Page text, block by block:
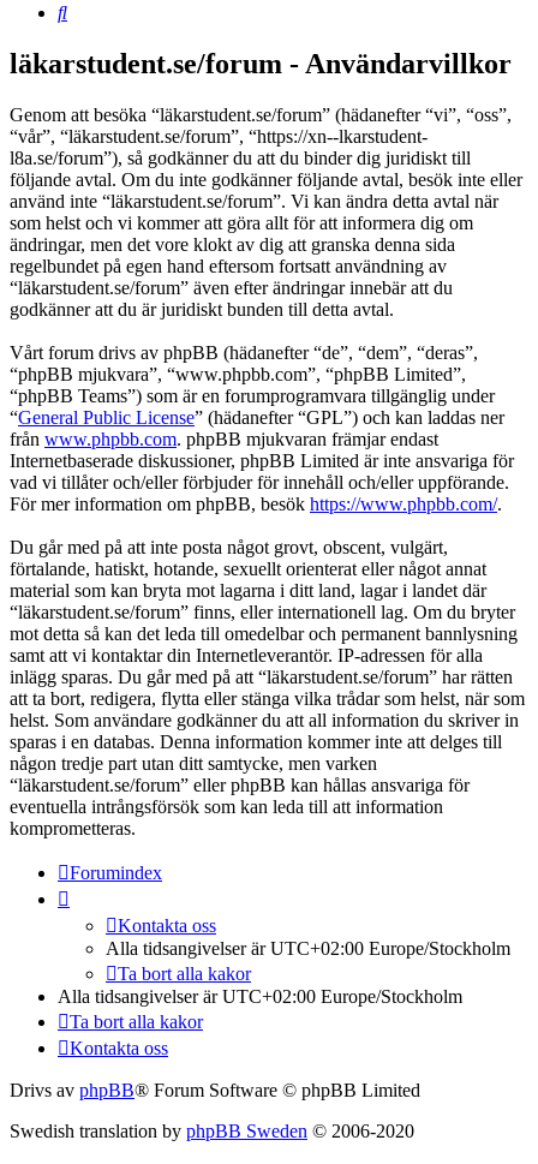
Sök
läkarstudent.se/forum - Användarvillkor
Genom att besöka “läkarstudent.se/forum” (hädanefter “vi”, “oss”,
“vår”, “läkarstudent.se/forum”, “https://xn--lkarstudent-
l8a.se/forum”), så godkänner du att du binder dig juridiskt till
följande avtal. Om du inte godkänner följande avtal, besök inte eller
använd inte “läkarstudent.se/forum”. Vi kan ändra detta avtal när
som helst och vi kommer att göra allt för att informera dig om
ändringar, men det vore klokt av dig att granska denna sida
regelbundet på egen hand eftersom fortsatt användning av
“läkarstudent.se/forum” även efter ändringar innebär att du
godkänner att du är juridiskt bunden till detta avtal.
Vårt forum drivs av phpBB (hädanefter “de”, “dem”, “deras”,
“phpBB mjukvara”, “www.phpbb.com”, “phpBB Limited”,
“phpBB Teams”) som är en forumprogramvara tillgänglig under
“General Public License” (hädanefter “GPL”) och kan laddas ner
från www.phpbb.com. phpBB mjukvaran främjar endast
Internetbaserade diskussioner, phpBB Limited är inte ansvariga för
vad vi tillåter och/eller förbjuder för innehåll och/eller uppförande.
För mer information om phpBB, besök https://www.phpbb.com/.
Du går med på att inte posta något grovt, obscent, vulgärt,
förtalande, hatiskt, hotande, sexuellt orienterat eller något annat
material som kan bryta mot lagarna i ditt land, lagar i landet där
“läkarstudent.se/forum” finns, eller internationell lag. Om du bryter
mot detta så kan det leda till omedelbar och permanent bannlysning
samt att vi kontaktar din Internetleverantör. IP-adressen för alla
inlägg sparas. Du går med på att “läkarstudent.se/forum” har rätten
att ta bort, redigera, flytta eller stänga vilka trådar som helst, när som
helst. Som användare godkänner du att all information du skriver in
sparas i en databas. Denna information kommer inte att delges till
någon tredje part utan ditt samtycke, men varken
“läkarstudent.se/forum” eller phpBB kan hållas ansvariga för
eventuella intrångsförsök som kan leda till att information
komprometteras.
Forumindex
Kontakta oss
Alla tidsangivelser är UTC+02:00 Europe/Stockholm
Ta bort alla kakor
Alla tidsangivelser är UTC+02:00 Europe/Stockholm
Ta bort alla kakor
Kontakta oss
Drivs av phpBB® Forum Software © phpBB Limited
Swedish translation by phpBB Sweden © 2006-2020